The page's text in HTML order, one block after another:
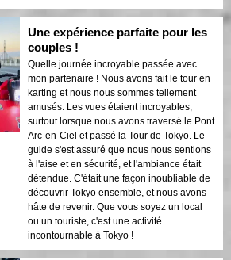
Une expérience parfaite pour les
couples !
Quelle journée incroyable passée avec
mon partenaire ! Nous avons fait le tour en
karting et nous nous sommes tellement
amusés. Les vues étaient incroyables,
surtout lorsque nous avons traversé le Pont
Arc-en-Ciel et passé la Tour de Tokyo. Le
guide s'est assuré que nous nous sentions
à l'aise et en sécurité, et l'ambiance était
détendue. C'était une façon inoubliable de
découvrir Tokyo ensemble, et nous avons
hâte de revenir. Que vous soyez un local
ou un touriste, c'est une activité
incontournable à Tokyo !